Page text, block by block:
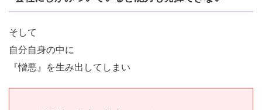
そして
自分自身の中に
『憎悪』を生み出してしまい